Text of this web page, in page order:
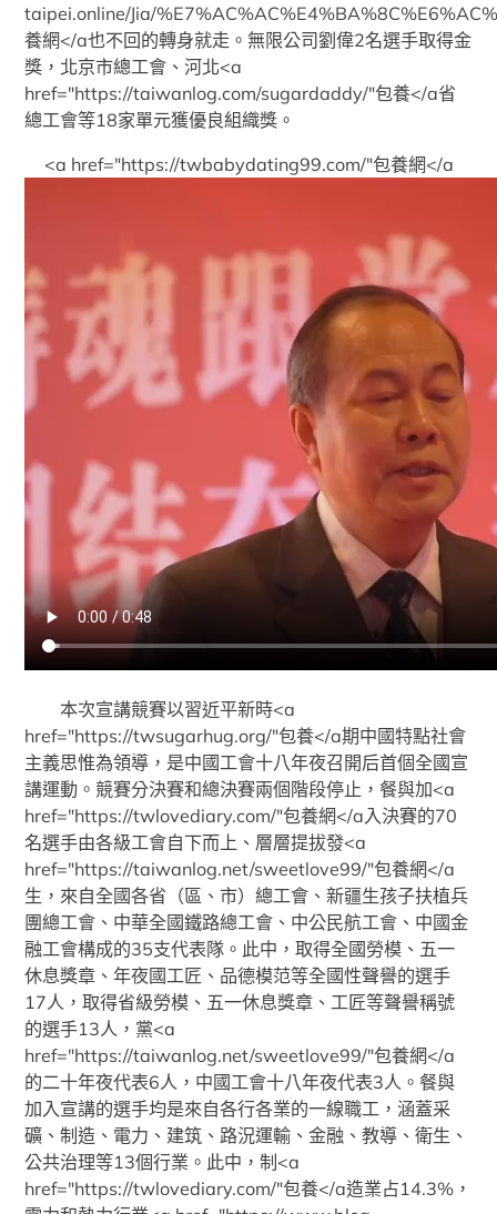
taipei.online/Jia/
養網</a也不回的轉身就走。無限公司劉偉2名選手取得金
獎，北京市總工會、河北<a
href="https://taiwanlog.com/sugardaddy/"包養</a省
總工會等18家單元獲優良組織獎。
<a href="https://twbabydating99.com/"包養網</a
本次宣講競賽以習近平新時<a
href="https://twsugarhug.org/"包養</a期中國特點社會
主義思惟為領導，是中國工會十八年夜召開后首個全國宣
講運動。競賽分決賽和總決賽兩個階段停止，餐與加<a
href="https://twlovediary.com/"包養網</a入決賽的70
名選手由各級工會自下而上、層層提拔發<a
href="https://taiwanlog.net/sweetlove99/"包養網</a
生，來自全國各省（區、市）總工會、新疆生孩子扶植兵
團總工會、中華全國鐵路總工會、中公民航工會、中國金
融工會構成的35支代表隊。此中，取得全國勞模、五一
休息獎章、年夜國工匠、品德模范等全國性聲譽的選手
17人，取得省級勞模、五一休息獎章、工匠等聲譽稱號
的選手13人，黨<a
href="https://taiwanlog.net/sweetlove99/"包養網</a
的二十年夜代表6人，中國工會十八年夜代表3人。餐與
加入宣講的選手均是來自各行各業的一線職工，涵蓋采
礦、制造、電力、建筑、路況運輸、金融、教導、衛生、
公共治理等13個行業。此中，制<a
href="https://twlovediary.com/"包養</a造業占14.3%，